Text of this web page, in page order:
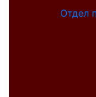
Отдел